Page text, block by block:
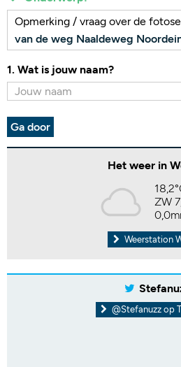
Opmerking / vraag over de
van de weg Naaldeweg
1. Wat is jouw naam?
Ga door
Het weer in
ZW
Weerstation
@Stefanuzz op